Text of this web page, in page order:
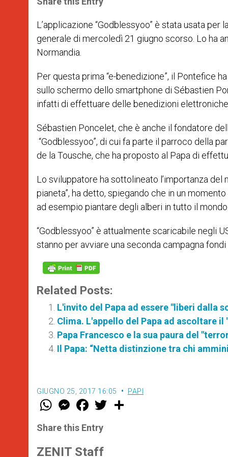
s
p
p
e
g
e
r
b
o
k
r
L’applicazione “Godblessyoo” è stata usata per
generale di mercoledì 21 giugno scorso. Lo ha
Normandia.
Per questa prima “e-benedizione”, il Pontefice
sullo schermo dello smartphone di Sébastien
infatti di effettuare delle benedizioni
Sébastien Poncelet, che è anche il fondatore
“Godblessyoo”, di cui fa parte il parroco della
de la Tousche, che ha proposto al Papa di
Lo sviluppatore ha sottolineato l’importanza
pianeta”, ha detto, spiegando che in un
ad esempio piantare degli alberi in tutto il mondo.
“Godblessyoo” è attualmente scaricabile negli
stanno per avviare una seconda campagna
Related Posts:
L'invito del Papa ad essere "liberi dalla
Clima. L'appello del Papa ad ascoltare
Papa Francesco e la sua paura del
Il Papa: “Netta distinzione tra chi
GIUGNO 25, 2017 16:05 PAPI
W
t
s
p
M
e
s
e
g
F
a
e
b
o
w
Share this Entry
ZENIT Staff